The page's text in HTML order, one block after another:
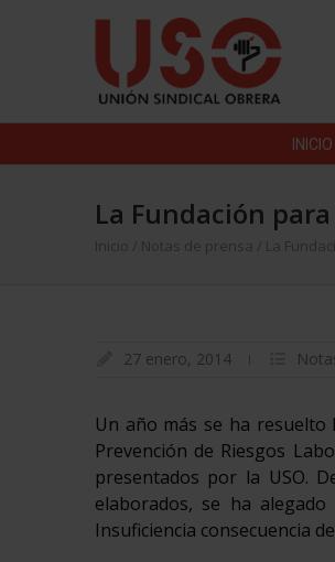
INICIO
La Fundación
Inicio Notas de prensa La
27 enero, 2014
Un año más se ha resuelto
Prevención de Riesgos
presentados por la USO.
elaborados, se ha
Insuficiencia consecuencia